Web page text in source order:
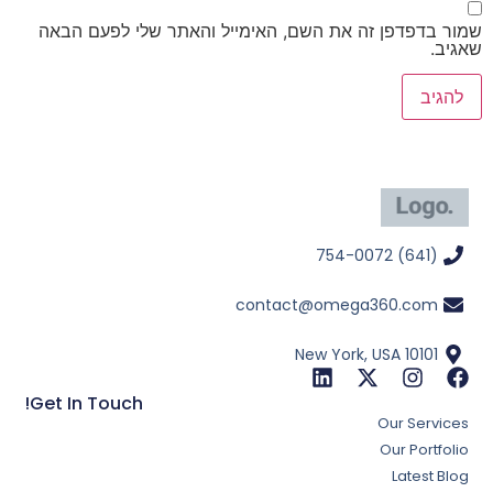
שמור בדפדפן זה את השם, האימייל והאתר שלי לפעם הבאה
שאגיב.
(641) 754-0072
contact@omega360.com
New York, USA 10101
Get In Touch!
Our Services
Our Portfolio
Latest Blog